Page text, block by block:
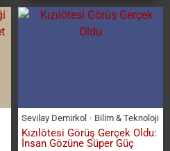
Sevilay Demirkol Bilim & Teknoloji
Kızılötesi Görüş Gerçek Oldu:
İnsan Gözüne Süper Güç